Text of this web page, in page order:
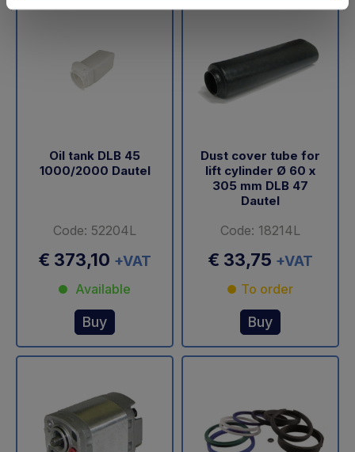
Oil tank DLB 45
1000/2000 Dautel
Code: 52204L
€ 373,10 +VAT
Available
Buy
Dust cover tube for
lift cylinder Ø 60 x
305 mm DLB 47
Dautel
Code: 18214L
€ 33,75 +VAT
To order
Buy